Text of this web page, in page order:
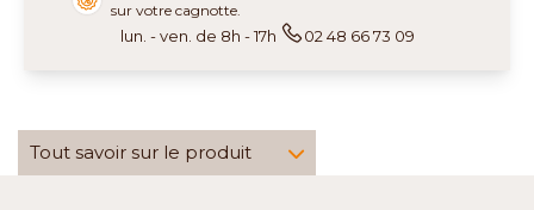
sur votre cagnotte.
lun. - ven. de 8h - 17h 02 48 66 73 09
Tout savoir sur le produit